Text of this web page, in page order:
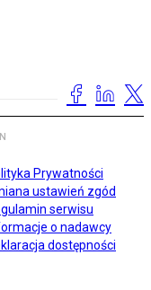
Prywatności
ustawień zgód
serwisu
o nadawcy
dostępności